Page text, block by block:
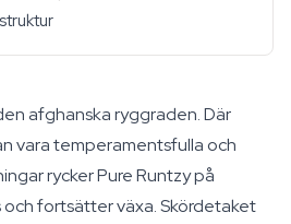
afghanska ryggraden. Där
vara temperamentsfulla och
rycker Pure Runtzy på
och fortsätter växa. Skördetaket